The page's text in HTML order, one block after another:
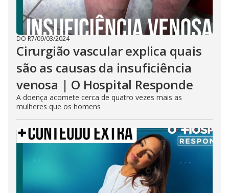
DO R7/09/03/2024
Cirurgião vascular explica quais
são as causas da insuficiência
venosa | O Hospital Responde
A doença acomete cerca de quatro vezes mais as
mulheres que os homens